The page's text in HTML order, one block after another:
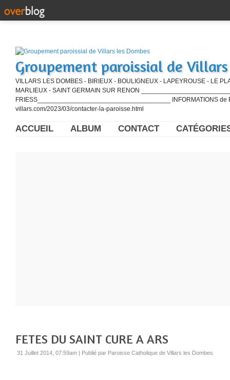
Groupement paroissial de
VILLARS LES DOMBES - BIRIEUX - BOULIGNEUX - LAPEYROUSE - LE
MARLIEUX - SAINT GERMAIN SUR RENON
FRIESS_____________________________________ INFORMATIONS de
villars.com/2023/03/contacter-la-paroisse.html
ACCUEIL ALBUM CONTACT
FETES DU SAINT CURE A ARS
31 Juillet 2014, 07:59am | Publié par Paroisse Catholique de Villars les Dombes